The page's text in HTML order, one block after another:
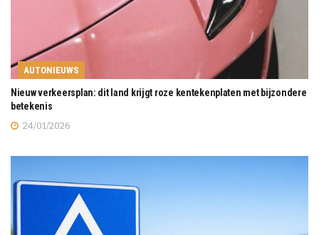
AUTONIEUWS
Nieuw verkeersplan: dit land krijgt roze kentekenplaten met bijzondere
betekenis
24/01/2026